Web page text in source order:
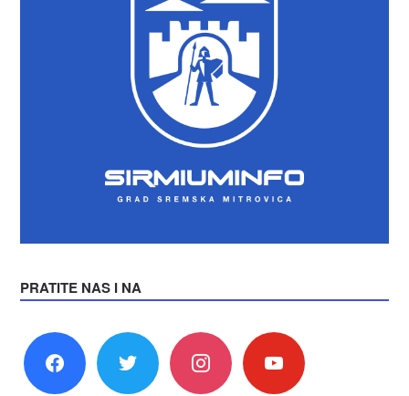
PRATITE NAS I NA
facebook twitter instagram youtube